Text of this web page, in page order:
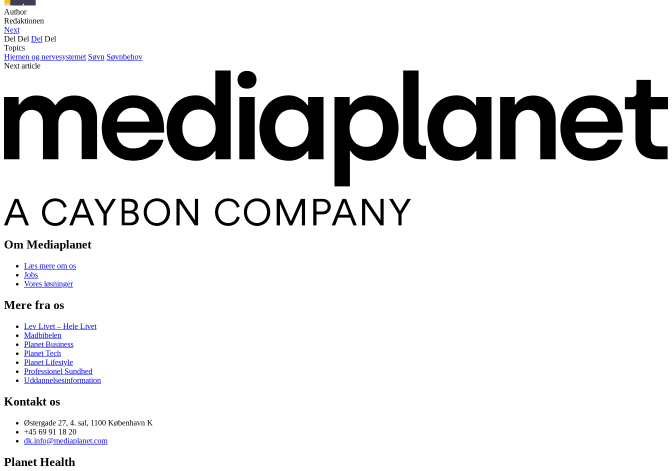
Author
Redaktionen
Next
Del Del Del Del
Topics
Hjernen og nervesystemet Søvn Søvnbehov
Next article
Om Mediaplanet
Læs mere om os
Jobs
Vores løsninger
Mere fra os
Lev Livet – Hele Livet
Madbibelen
Planet Business
Planet Tech
Planet Lifestyle
Professionel Sundhed
Uddannelsesinformation
Kontakt os
Østergade 27, 4. sal, 1100 København K
+45 69 91 18 20
dk.info@mediaplanet.com
Planet Health